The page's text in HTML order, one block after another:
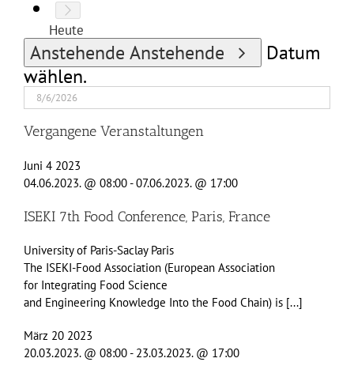
Heute
Anstehende Anstehende
Datum
wählen.
Vergangene Veranstaltungen
Juni 4 2023
04.06.2023. @ 08:00-07.06.2023. @ 17:00
ISEKI 7th Food Conference, Paris, France
University of Paris-Saclay Paris
The ISEKI-Food Association (European Association
for Integrating Food Science
and Engineering Knowledge Into the Food Chain) is [...]
März 20 2023
20.03.2023. @ 08:00- 23.03.2023. @ 17:00